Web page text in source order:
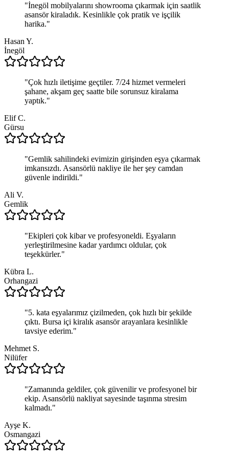
"İnegöl mobilyalarını showrooma çıkarmak için saatlik
asansör kiraladık. Kesinlikle çok pratik ve işçilik
harika."
Hasan Y.
İnegöl
"Çok hızlı iletişime geçtiler. 7/24 hizmet vermeleri
şahane, akşam geç saatte bile sorunsuz kiralama
yaptık."
Elif C.
Gürsu
"Gemlik sahilindeki evimizin girişinden eşya çıkarmak
imkansızdı. Asansörlü nakliye ile her şey camdan
güvenle indirildi."
Ali V.
Gemlik
"Ekipleri çok kibar ve profesyoneldi. Eşyaların
yerleştirilmesine kadar yardımcı oldular, çok
teşekkürler."
Kübra L.
Orhangazi
"5. kata eşyalarımız çizilmeden, çok hızlı bir şekilde
çıktı. Bursa içi kiralık asansör arayanlara kesinlikle
tavsiye ederim."
Mehmet S.
Nilüfer
"Zamanında geldiler, çok güvenilir ve profesyonel bir
ekip. Asansörlü nakliyat sayesinde taşınma stresim
kalmadı."
Ayşe K.
Osmangazi